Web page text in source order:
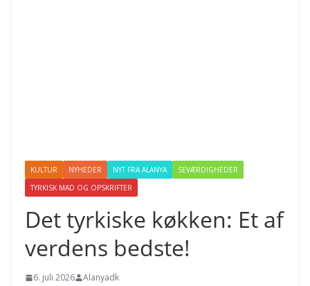
KULTUR NYHEDER NYT FRA ALANYA
SEVÆRDIGHEDER
TYRKISK MAD OG OPSKRIFTER
Det tyrkiske køkken: Et af
verdens bedste!
6. juli 2026 Alanyadk